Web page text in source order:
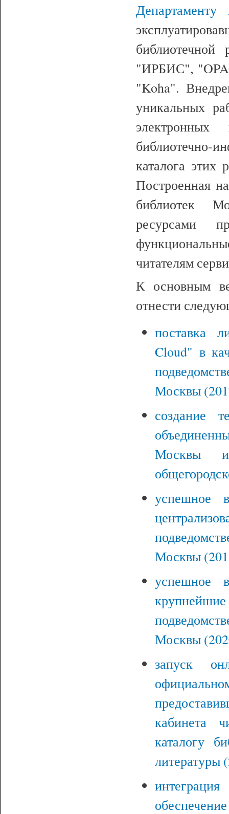
"ИРБИС",
"Koha".
уникальных
библиотечно-
каталога этих
Построенная
библиотек
ресурсами
читателям
К основным
отнести
поставка
Cloud" в
Москвы
создание
Москвы
успешное
Москвы
успешное
Москвы
запуск
кабинета
каталогу
литературы